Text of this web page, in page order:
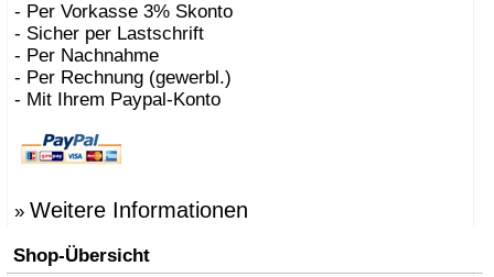
- Per Vorkasse 3% Skonto
- Sicher per Lastschrift
- Per Nachnahme
- Per Rechnung (gewerbl.)
- Mit Ihrem Paypal-Konto
» Weitere Informationen
Shop-Übersicht